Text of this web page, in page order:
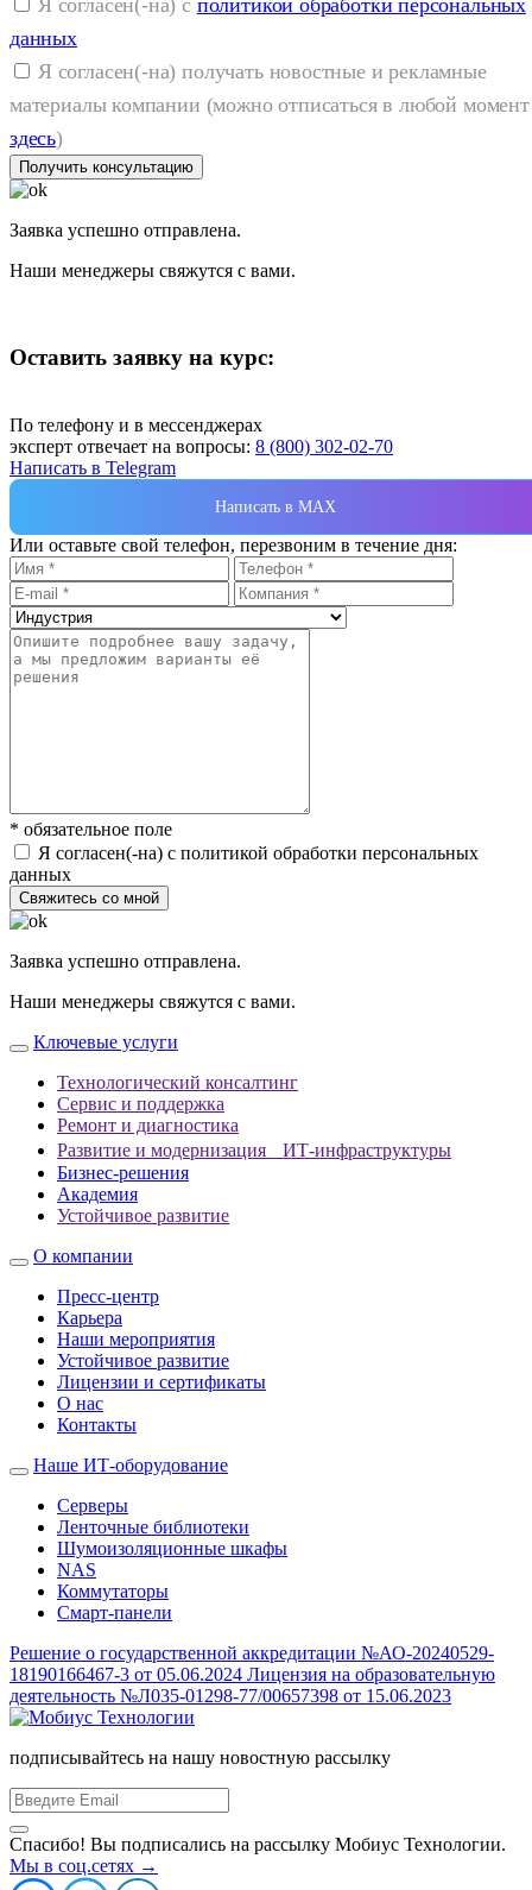
Я согласен(-на) с политикой обработки персональных
данных
Я согласен(-на) получать новостные и рекламные
материалы компании (можно отписаться в любой момент
здесь)
Получить консультацию
Заявка успешно отправлена.
Наши менеджеры свяжутся с вами.
Оставить заявку на курс:
По телефону и в мессенджерах
эксперт отвечает на вопросы: 8 (800) 302-02-70
Написать в Telegram
Написать в MAX
Или оставьте свой телефон, перезвоним в течение дня:
* обязательное поле
Я согласен(-на) с политикой обработки персональных
данных
Свяжитесь со мной
Заявка успешно отправлена.
Наши менеджеры свяжутся с вами.
Ключевые услуги
Технологический консалтинг
Сервис и поддержка
Ремонт и диагностика
Развитие и модернизация ИТ-инфраструктуры
Бизнес-решения
Академия
Устойчивое развитие
О компании
Пресс-центр
Карьера
Наши мероприятия
Устойчивое развитие
Лицензии и сертификаты
О нас
Контакты
Наше ИТ-оборудование
Серверы
Ленточные библиотеки
Шумоизоляционные шкафы
NAS
Коммутаторы
Смарт-панели
Решение о государственной аккредитации №АО-20240529-
18190166467-3 от 05.06.2024 Лицензия на образовательную
деятельность №Л035-01298-77/00657398 от 15.06.2023
подписывайтесь на нашу новостную рассылку
Спасибо! Вы подписались на рассылку Мобиус Технологии.
Мы в соц.сетях →